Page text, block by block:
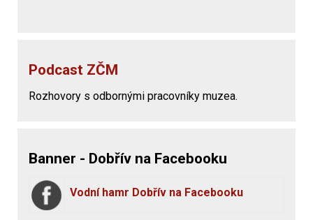
Podcast ZČM
Rozhovory s odbornými pracovníky muzea.
Banner - Dobřív na Facebooku
Vodní hamr Dobřív na Facebooku